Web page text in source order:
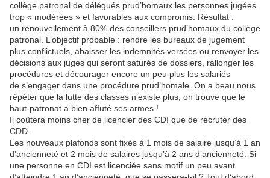
collège patronal de délégués prud’homaux les personnes jugées
trop « modérées » et favorables aux compromis. Résultat :
un renouvellement à 80% des conseillers prud’homaux du collège
patronal. L’objectif probable : rendre les bureaux de jugement
plus conflictuels, abaisser les indemnités versées ou renvoyer les
décisions aux juges qui seront saturés de dossiers, rallonger les
procédures et décourager encore un peu plus les salariés
de s’engager dans une procédure prud’homale. On a beau nous
répéter que la lutte des classes n’existe plus, on trouve que le
haut-patronat a bien affuté ses armes !
Il coûtera moins cher de licencier des CDI que de recruter des
CDD.
Les nouveaux plafonds sont fixés à 1 mois de salaire jusqu’à 1 an
d’ancienneté et 2 mois de salaires jusqu’à 2 ans d’ancienneté. Si
une personne en CDI est licenciée sans motif un peu avant